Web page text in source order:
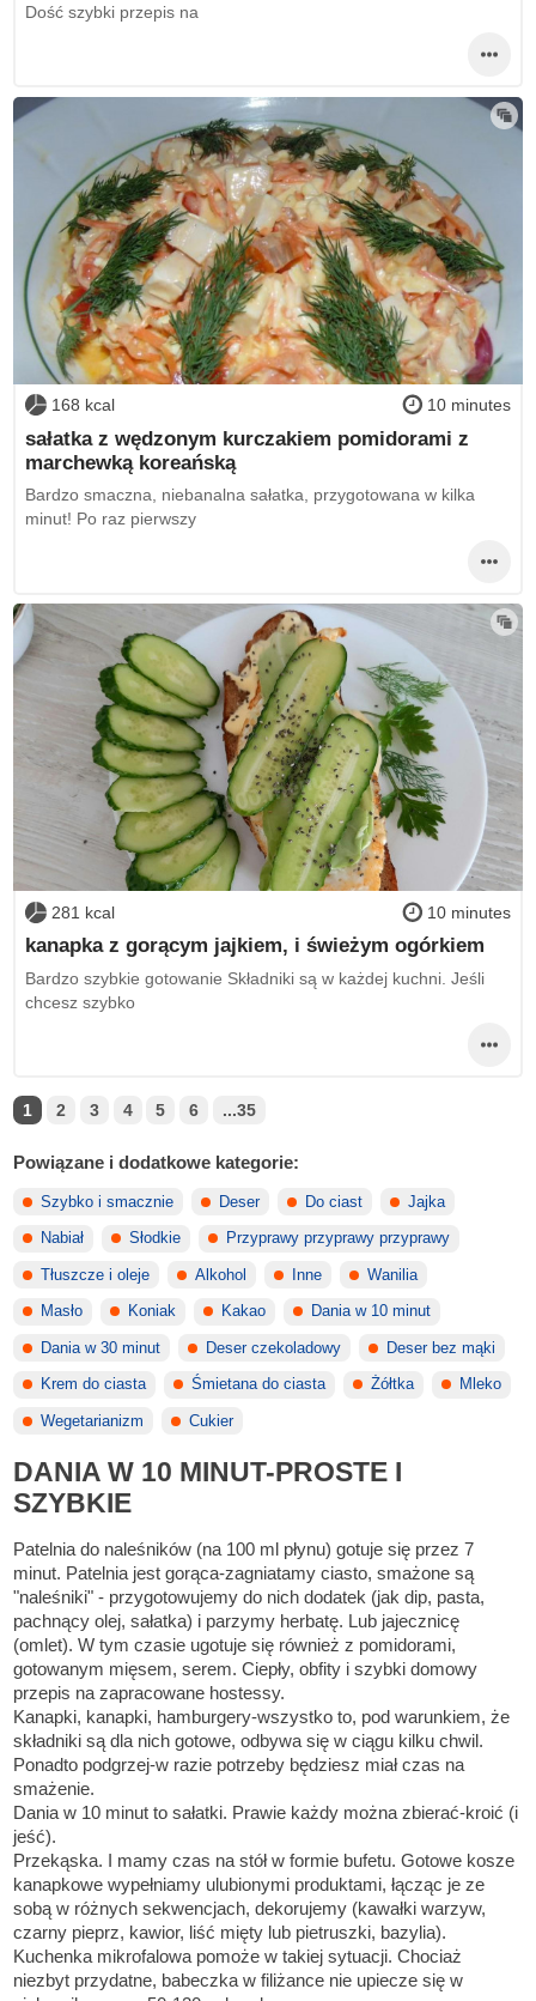
Dość szybki przepis na
168 kcal 10 minutes
sałatka z wędzonym kurczakiem pomidorami z
marchewką koreańską
Bardzo smaczna, niebanalna sałatka, przygotowana w kilka
minut! Po raz pierwszy
281 kcal 10 minutes
kanapka z gorącym jajkiem, i świeżym ogórkiem
Bardzo szybkie gotowanie Składniki są w każdej kuchni. Jeśli
chcesz szybko
1 2 3 4 5 6 ...35
Powiązane i dodatkowe kategorie:
Szybko i smacznie Deser Do ciast Jajka
Nabiał Słodkie Przyprawy przyprawy przyprawy
Tłuszcze i oleje Alkohol Inne Wanilia
Masło Koniak Kakao Dania w 10 minut
Dania w 30 minut Deser czekoladowy Deser bez mąki
Krem do ciasta Śmietana do ciasta Żółtka Mleko
Wegetarianizm Cukier
DANIA W 10 MINUT-PROSTE I
SZYBKIE
Patelnia do naleśników (na 100 ml płynu) gotuje się przez 7
minut. Patelnia jest gorąca-zagniatamy ciasto, smażone są
"naleśniki" - przygotowujemy do nich dodatek (jak dip, pasta,
pachnący olej, sałatka) i parzymy herbatę. Lub jajecznicę
(omlet). W tym czasie ugotuje się również z pomidorami,
gotowanym mięsem, serem. Ciepły, obfity i szybki domowy
przepis na zapracowane hostessy.
Kanapki, kanapki, hamburgery-wszystko to, pod warunkiem, że
składniki są dla nich gotowe, odbywa się w ciągu kilku chwil.
Ponadto podgrzej-w razie potrzeby będziesz miał czas na
smażenie.
Dania w 10 minut to sałatki. Prawie każdy można zbierać-kroić (i
jeść).
Przekąska. I mamy czas na stół w formie bufetu. Gotowe kosze
kanapkowe wypełniamy ulubionymi produktami, łącząc je ze
sobą w różnych sekwencjach, dekorujemy (kawałki warzyw,
czarny pieprz, kawior, liść mięty lub pietruszki, bazylia).
Kuchenka mikrofalowa pomoże w takiej sytuacji. Chociaż
niezbyt przydatne, babeczka w filiżance nie upiecze się w